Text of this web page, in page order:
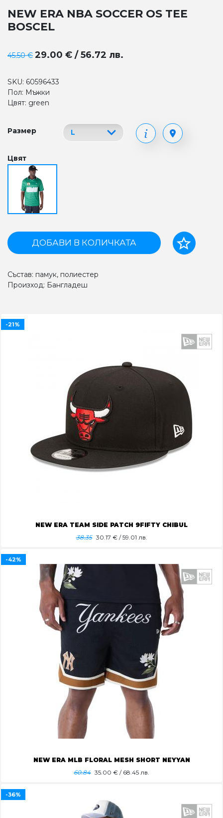
NEW ERA NBA SOCCER OS TEE
BOSCEL
45.50 € 29.00 € / 56.72 лв.
SKU: 60596433
Пол: Мъжки
Цвят: green
Размер
Цвят
ДОБАВИ В КОЛИЧКАТА
Състав: памук, полиестер
Произход: Бангладеш
NEW ERA TEAM SIDE PATCH 9FIFTY CHIBUL
38.35 30.17 € / 59.01 лв.
-21%
NEW ERA MLB FLORAL MESH SHORT NEYYAN
60.84 35.00 € / 68.45 лв.
-42%
-36%